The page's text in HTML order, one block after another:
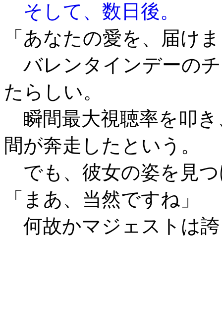
そして、数日後。
「あなたの愛を、届け
バレンタインデーの
たらしい。
瞬間最大視聴率を叩き
間が奔走したという。
でも、彼女の姿を見
「まあ、当然ですね」
何故かマジェストは